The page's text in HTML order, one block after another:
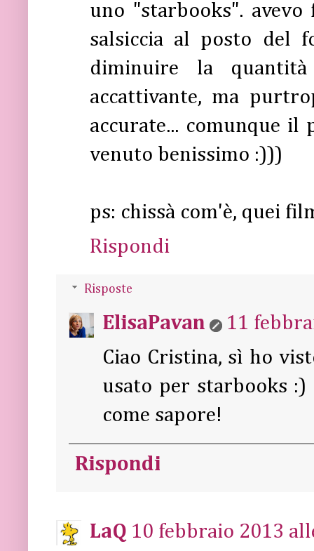
uno "starbooks".
salsiccia al posto del
diminuire la
accattivante, ma
accurate... comunque
venuto benissimo :)))
ps: chissà com'è, quei
Rispondi
Risposte
ElisaPavan
11
Ciao Cristina, sì ho
usato per starbooks
come sapore!
Rispondi
LaQ 10 febbraio 2013